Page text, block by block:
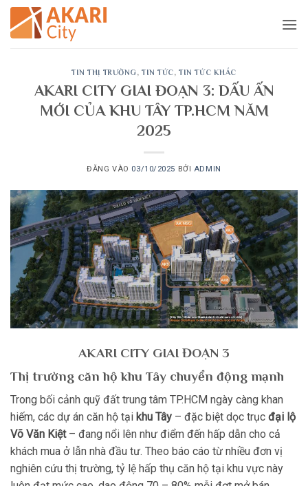
Bỏ
qua
nội
TIN THỊ TRƯỜNG,TIN TỨC,TIN TỨC KHÁC
AKARI CITY GIAI ĐOẠN 3: DẤU ẤN
MỚI CỦA KHU TÂY TP.HCM NĂM
2025
ĐĂNG VÀO 03/10/2025 BỞI ADMIN
AKARI CITY GIAI ĐOẠN 3
Thị trường căn hộ khu Tây chuyển động mạnh
Trong bối cảnh quỹ đất trung tâm TP.HCM ngày càng khan
hiếm, các dự án căn hộ tại khu Tây – đặc biệt dọc trục đại lộ
Võ Văn Kiệt– đang nổi lên như điểm đến hấp dẫn cho cả
khách mua ở lẫn nhà đầu tư. Theo báo cáo từ nhiều đơn vị
nghiên cứu thị trường, tỷ lệ hấp thụ căn hộ tại khu vực này